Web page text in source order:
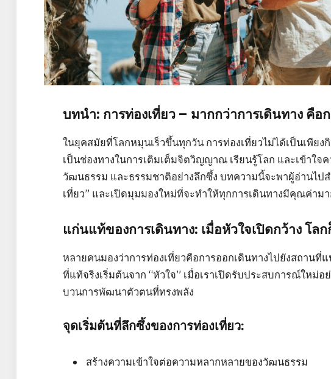
บทนำ: การท่องเที่ยว – มากกว่าการเดินทาง คือ
ในยุคสมัยที่โลกหมุนเร็วขึ้นทุกวัน การท่องเที่ยวไม่ได้เป็นเพีย
เป็นช่องทางในการเติมเต็มจิตวิญญาณ เรียนรู้โลก และเข้าใ
วัฒนธรรม และธรรมชาติอย่างลึกซึ้ง บทความนี้จะพาผู้อ่านไป
เที่ยว” และเปิดมุมมองใหม่ที่จะทำให้ทุกการเดินทางมีคุณค่าม
แก่นแท้ของการเดินทาง: เมื่อหัวใจเปิดกว้าง โล
หลายคนมองว่าการท่องเที่ยวคือการออกเดินทางไปยังสถานที่
ที่แท้จริงเริ่มต้นจาก “หัวใจ” เมื่อเราเปิดรับประสบการณ์ใหม่อ
บวนการพัฒนาตัวตนที่ทรงพลัง
จุดเริ่มต้นที่ลึกซึ้งของการท่องเที่ยว:
สร้างความเข้าใจต่อความหลากหลายของวัฒนธรรม